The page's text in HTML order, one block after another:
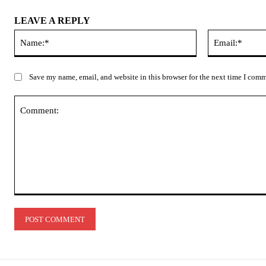
LEAVE A REPLY
Save my name, email, and website in this browser for the next time I